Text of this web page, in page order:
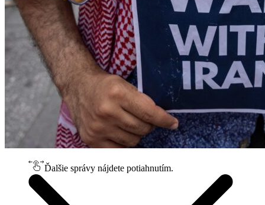
Ďalšie správy nájdete potiahnutím.